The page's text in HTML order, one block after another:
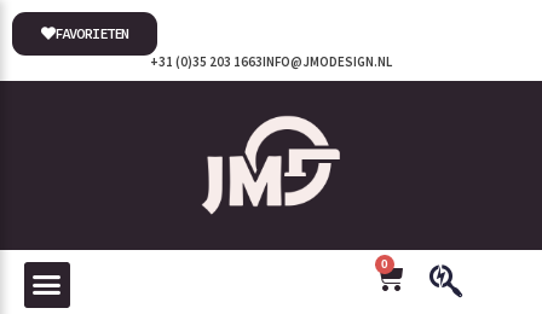
INFO@JMODESIGN.NL
+31 (0)35 203 1663
FAVORIETEN
0